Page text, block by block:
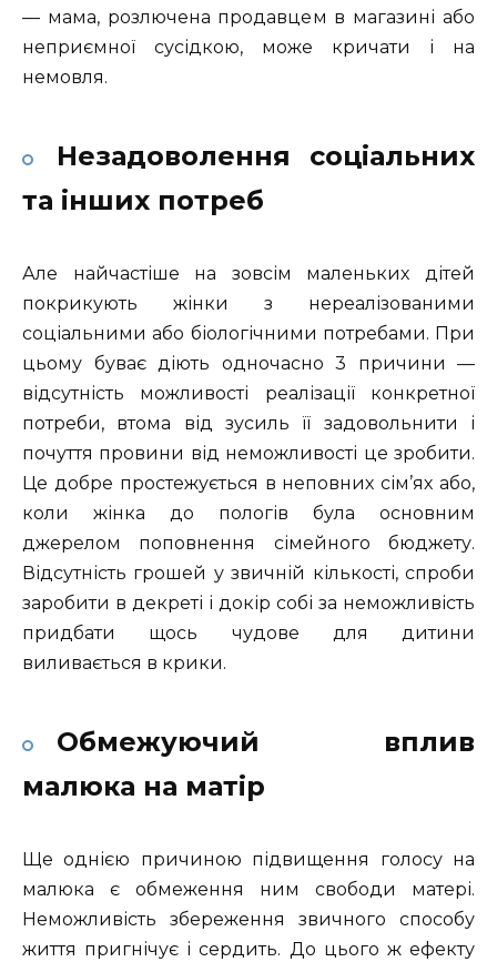
— мама, розлючена продавцем в магазині або
неприємної сусідкою, може кричати і на
немовля.
Незадоволення соціальних
та інших потреб
Але найчастіше на зовсім маленьких дітей
покрикують жінки з нереалізованими
соціальними або біологічними потребами. При
цьому буває діють одночасно 3 причини —
відсутність можливості реалізації конкретної
потреби, втома від зусиль її задовольнити і
почуття провини від неможливості це зробити.
Це добре простежується в неповних сім’ях або,
коли жінка до пологів була основним
джерелом поповнення сімейного бюджету.
Відсутність грошей у звичній кількості, спроби
заробити в декреті і докір собі за неможливість
придбати щось чудове для дитини
виливається в крики.
Обмежуючий вплив
малюка на матір
Ще однією причиною підвищення голосу на
малюка є обмеження ним свободи матері.
Неможливість збереження звичного способу
життя пригнічує і сердить. До цього ж ефекту